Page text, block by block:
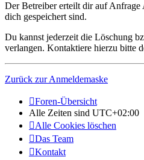
Der Betreiber erteilt dir auf
dich gespeichert sind.
Du kannst jederzeit die Löschung
verlangen. Kontaktiere hierzu bitte
Zurück zur Anmeldemaske
Foren-Übersicht
Alle Zeiten sind UTC+02:00
Alle Cookies löschen
Das Team
Kontakt